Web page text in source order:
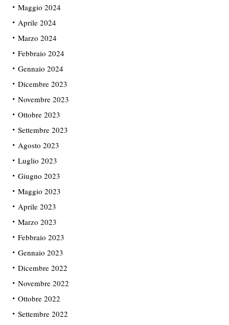
Maggio 2024
Aprile 2024
Marzo 2024
Febbraio 2024
Gennaio 2024
Dicembre 2023
Novembre 2023
Ottobre 2023
Settembre 2023
Agosto 2023
Luglio 2023
Giugno 2023
Maggio 2023
Aprile 2023
Marzo 2023
Febbraio 2023
Gennaio 2023
Dicembre 2022
Novembre 2022
Ottobre 2022
Settembre 2022